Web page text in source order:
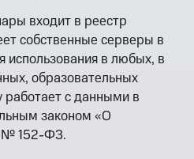
входит в реестр
собственные серверы в
использования в любых, в
образовательных
работает с данными в
законом «О
№ 152-ФЗ.